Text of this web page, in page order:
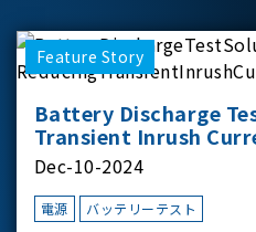
Feature Story
Battery Discharge
Transient Inrush
Dec-10-2024
電源 バッテリーテスト